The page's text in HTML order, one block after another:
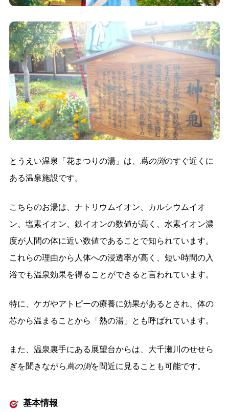
とうえい温泉「花まつりの湯」は、 蔦の渕のすぐ近くに
ある温泉施設です。
こちらのお湯は、ナトリウムイオン、カルシウムイオ
ン、塩素イオン、鉄イオンの数値が高く、水素イオン濃
度が人間の体に近い数値であることで知られています。
これらの理由から人体への浸透率が高く、短い時間の入
浴でも温泉効果を得ることができると言われています。
特に、ケガやアトピーの療養に効果があるとされ、体の
芯から温まることから「熱の湯」とも呼ばれています。
また、温泉裏手にある展望台からは、大千瀬川のせせら
ぎを聞きながら蔦の渕を間近に見ることも可能です。
基本情報